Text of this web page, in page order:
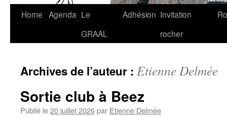
Home Agenda Le
GRAAL
Adhésion Invitation
rocher
Archives de l’auteur : Etienne Delmée
Sortie club à Beez
Publié le20 juillet 2026par Etienne Delmée